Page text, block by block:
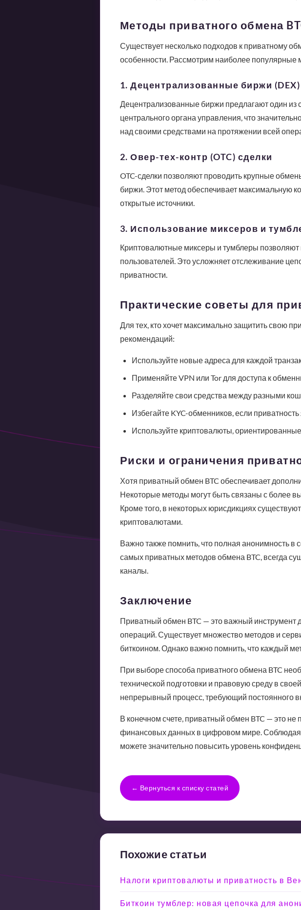
Методы приватного обмена
Существует несколько подходов к приватному
особенности. Рассмотрим наиболее популярные
1. Децентрализованные биржи (DEX)
Децентрализованные биржи предлагают один
центрального органа управления, что
над своими средствами на протяжении всей
2. Овер-тех-контр (OTC) сделки
OTC-сделки позволяют проводить крупные
биржи. Этот метод обеспечивает максимальную
открытые источники.
3. Использование миксеров и
Криптовалютные миксеры и тумблеры позволяют
пользователей. Это усложняет отслеживание
приватности.
Практические советы для
Для тех, кто хочет максимально защитить свою
рекомендаций:
Используйте новые адреса для каждой
Применяйте VPN или Tor для доступа к
Разделяйте свои средства между разными
Избегайте KYC-обменников, если
Используйте криптовалюты,
Риски и ограничения
Хотя приватный обмен BTC обеспечивает
Некоторые методы могут быть связаны с более
Кроме того, в некоторых юрисдикциях
криптовалютами.
Важно также помнить, что полная анонимность в
самых приватных методов обмена BTC, всегда
каналы.
Заключение
Приватный обмен BTC — это важный инструмент
операций. Существует множество методов и
биткоином. Однако важно помнить, что каждый
При выборе способа приватного обмена BTC
технической подготовки и правовую среду в
непрерывный процесс, требующий постоянного
В конечном счете, приватный обмен BTC — это не
финансовых данных в цифровом мире. Соблюдая
можете значительно повысить уровень
← Вернуться к списку статей
Похожие статьи
Налоги криптовалюты и приватность в
Биткоин тумблер: новая цепочка для